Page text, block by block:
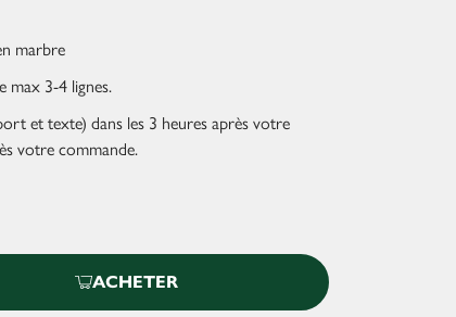
marbre
max 3-4 lignes.
et texte) dans les 3 heures après votre
votre commande.
ACHETER